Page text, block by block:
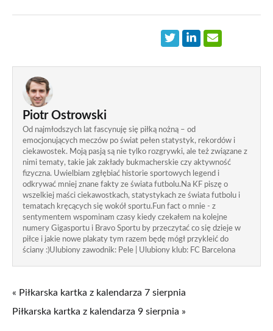
Piotr Ostrowski
Od najmłodszych lat fascynuję się piłką nożną – od
emocjonujących meczów po świat pełen statystyk, rekordów i
ciekawostek. Moją pasją są nie tylko rozgrywki, ale też związane z
nimi tematy, takie jak zakłady bukmacherskie czy aktywność
fizyczna. Uwielbiam zgłębiać historie sportowych legend i
odkrywać mniej znane fakty ze świata futbolu.Na KF piszę o
wszelkiej maści ciekawostkach, statystykach ze świata futbolu i
tematach kręcących się wokół sportu.Fun fact o mnie - z
sentymentem wspominam czasy kiedy czekałem na kolejne
numery Gigasportu i Bravo Sportu by przeczytać co się dzieje w
piłce i jakie nowe plakaty tym razem będę mógł przykleić do
ściany :)Ulubiony zawodnik: Pele | Ulubiony klub: FC Barcelona
« Piłkarska kartka z kalendarza 7 sierpnia
Piłkarska kartka z kalendarza 9 sierpnia »